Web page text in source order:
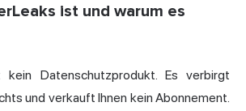
ist und warum es
kein Datenschutzprodukt. Es verbirgt
und verkauft Ihnen kein Abonnement.